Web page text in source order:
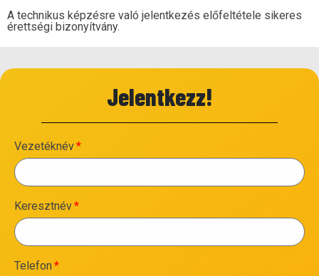
A technikus képzésre való jelentkezés előfeltétele sikeres
érettségi bizonyítvány.
Jelentkezz!
Vezetéknév
Keresztnév
Telefon